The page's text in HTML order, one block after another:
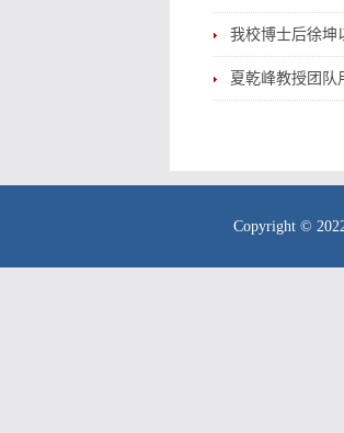
我校博士后徐坤
夏乾峰教授团队
Copyright ©